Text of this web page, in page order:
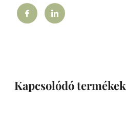
Kapcsolódó termékek